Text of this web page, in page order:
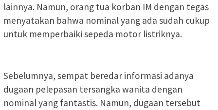
lainnya. Namun, orang tua korban IM dengan tegas
menyatakan bahwa nominal yang ada sudah cukup
untuk memperbaiki sepeda motor listriknya.
Sebelumnya, sempat beredar informasi adanya
dugaan pelepasan tersangka wanita dengan
nominal yang fantastis. Namun, dugaan tersebut